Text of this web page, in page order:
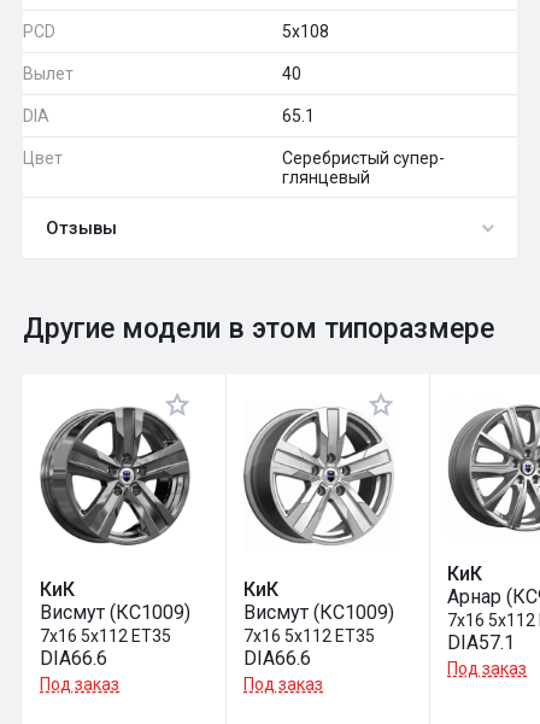
PCD 5x108
Вылет 40
DIA 65.1
Цвет
Серебристый супер-
глянцевый
Отзывы
Оставить отзыв
Общий рейтинг 0
Другие модели в этом типоразмере
КиК
Висмут (КС1009)
7x16 5x112 ET35
DIA66.6
Под заказ
КиК
Висмут (КС1009)
7x16 5x112 ET35
DIA66.6
Под заказ
КиК
Арнар
7x16 5x112
DIA57.1
Под заказ